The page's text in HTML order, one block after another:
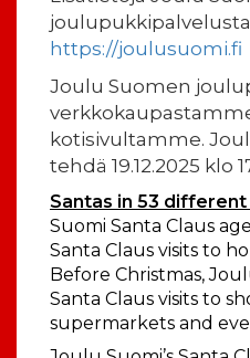
joulupukkipalvelusta
https://joulusuomi.fi
Joulu Suomen
kotisivultamme.
tehdä 19.12.2025 klo
Santas in 53
Suomi Santa Claus
Santa Claus visits to
Before Christmas,
Santa Claus visits to
supermarkets and